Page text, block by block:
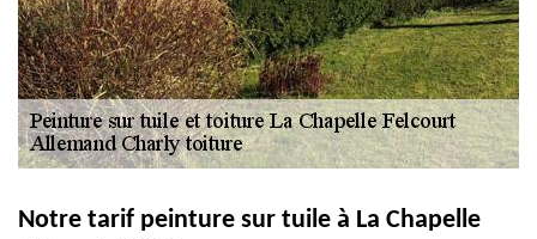
Notre tarif peinture sur tuile à La Chapelle